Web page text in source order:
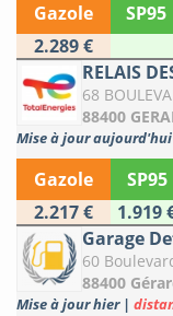
Gazole SP95
2.289 €
RELAIS
68
88400
Mise à jour aujourd'hui
Gazole SP95
2.217 €
1.919
Garage
60
88400
Mise à jour hier |